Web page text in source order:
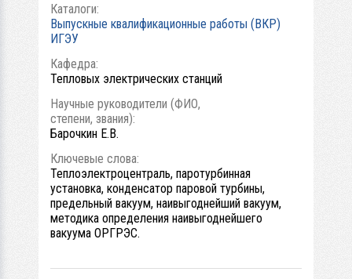
Каталоги:
Выпускные квалификационные работы (ВКР)
ИГЭУ
Кафедра:
Тепловых электрических станций
Научные руководители (ФИО,
степени, звания):
Барочкин Е.В.
Ключевые слова:
Теплоэлектроцентраль, паротурбинная
установка, конденсатор паровой турбины,
предельный вакуум, наивыгоднейший вакуум,
методика определения наивыгоднейшего
вакуума ОРГРЭС.